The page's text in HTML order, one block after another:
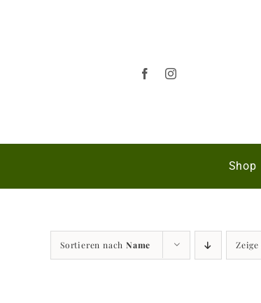
Shop
Sortieren nach Name Zeige